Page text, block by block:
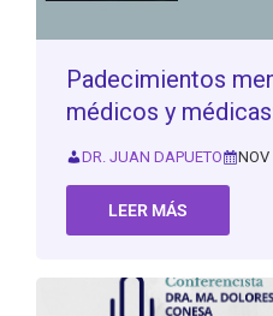
Padecimientos
médicos y
DR. JUAN DAPUETO NOV
LEER MÁS